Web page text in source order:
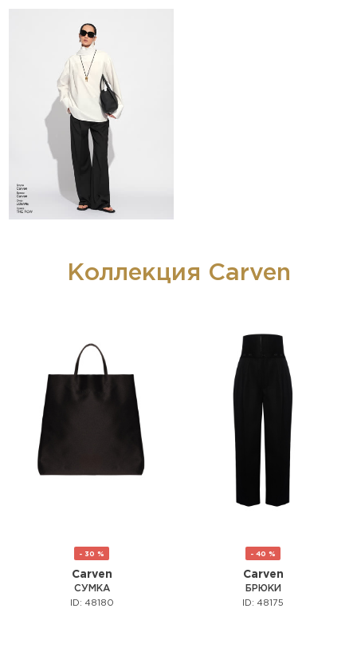
Коллекция Carven
- 30 %
Carven
СУМКА
ID: 48180
- 40 %
Carven
БРЮКИ
ID: 48175